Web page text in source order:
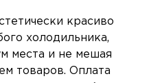
красиво
холодильника,
места и не мешая
товаров. Оплата